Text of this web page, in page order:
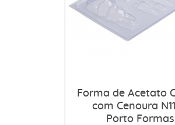
Forma de Acetato
com Cenoura
Porto Formas